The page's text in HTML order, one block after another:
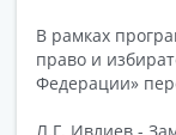
В рамках
право и
Федерации»
Л.Г. Ивлиев -